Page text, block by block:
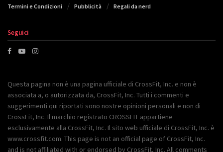
Termini e Condizioni
Pubblicità Regali da nerd
Seguici
Questa pagina non è una pagina ufficiale di CrossFit, Inc. e non è
associata a, o autorizzata da, CrossFit, Inc. Tutti i commenti e
suggerimenti qui riportati sono nostre opinioni personali e non di
CrossFit, Inc. Il marchio registrato CROSSFIT appartiene
esclusivamente alla CrossFit, Inc. Il sito web ufficiale di CrossFit, Inc. è
www.crossfit.com. This page is not an official page of CrossFit, Inc.
and is not affiliated with or endorsed by CrossFit, Inc. All comments